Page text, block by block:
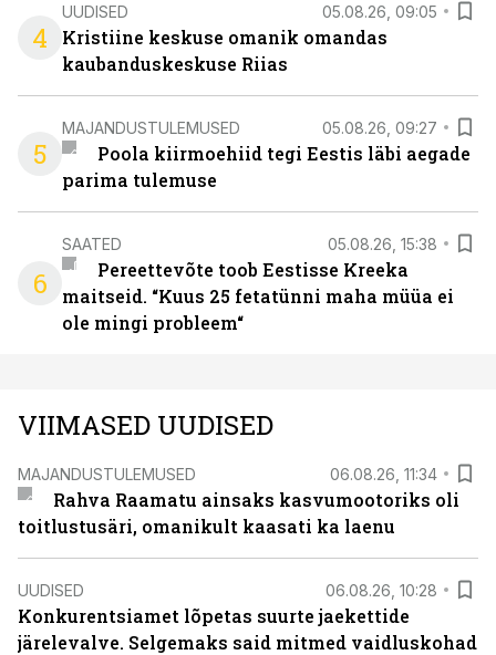
4
UUDISED 05.08.26, 09:05
Kristiine keskuse omanik omandas
kaubanduskeskuse Riias
5
MAJANDUSTULEMUSED 05.08.26, 09:27
Poola kiirmoehiid tegi Eestis läbi aegade
parima tulemuse
6
SAATED 05.08.26, 15:38
Pereettevõte toob Eestisse Kreeka
maitseid. “Kuus 25 fetatünni maha müüa ei
ole mingi probleem“
VIIMASED UUDISED
MAJANDUSTULEMUSED 06.08.26, 11:34
Rahva Raamatu ainsaks kasvumootoriks oli
toitlustusäri, omanikult kaasati ka laenu
UUDISED 06.08.26, 10:28
Konkurentsiamet lõpetas suurte jaekettide
järelevalve. Selgemaks said mitmed vaidluskohad